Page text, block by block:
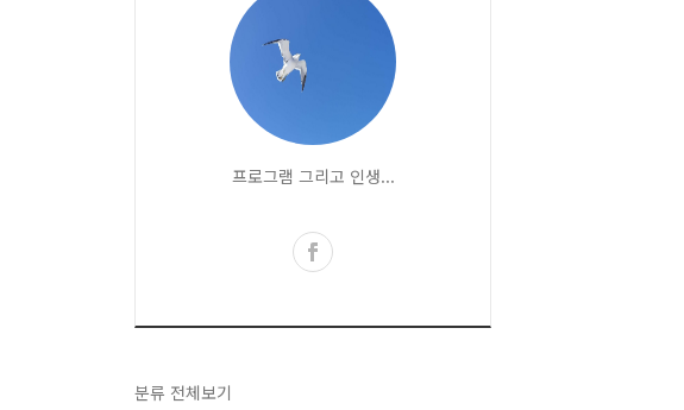
프로그램 그리고 인생...
분류 전체보기